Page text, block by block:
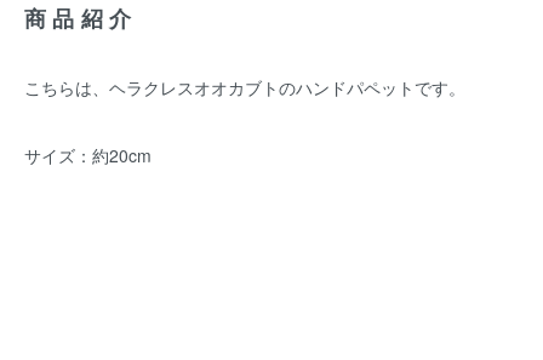
商品紹介
こちらは、ヘラクレスオオカブトのハンドパペットです。
サイズ：約20cm